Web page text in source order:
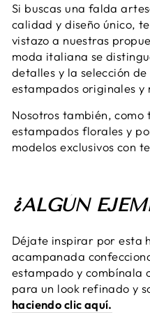
Si buscas una falda
calidad y diseño único,
vistazo a nuestras
moda italiana se
detalles y la selección
estampados originales y
Nosotros también, como
estampados florales y
modelos exclusivos con
¿ALGÚN
Déjate inspirar por esta
acampanada
estampado y combínala
para un look refinado y
haciendo clic aquí.